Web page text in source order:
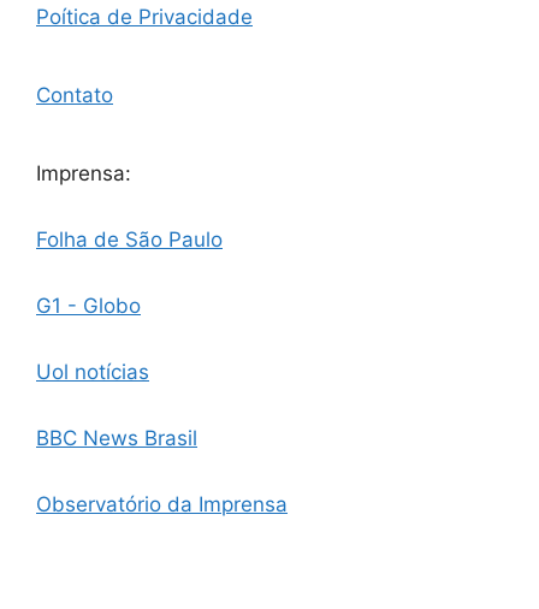
Poítica de Privacidade
Contato
Imprensa:
Folha de São Paulo
G1 - Globo
Uol notícias
BBC News Brasil
Observatório da Imprensa